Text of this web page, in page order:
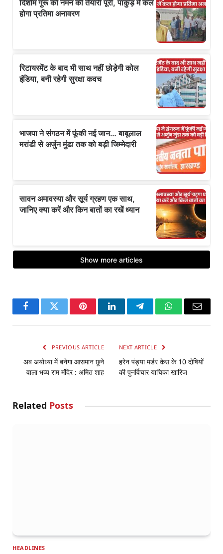
FacebookTwitter PinterestLinkedInTelegramWhatsApp
Email
PREVIOUS ARTICLE
अब अयोध्‍या में बनेगा आसमान छूने
वाला भव्‍य राम मंदिर : अमित शाह
NEXT ARTICLE
हरेन पंड्या मर्डर केस के 10 दोषियों
की पुनर्विचार याचिका खारिज
Related Posts
HEADLINES